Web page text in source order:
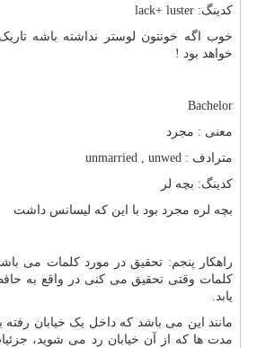
کدینگ: lack+ luster
خوب اگه خونتون لوستر نداشته باشه
خواهد بود !
Bachelor
معنی : مجرد
مترادف : unmarried , unwed
کدینگ: بچه لر
بچه لره مجرد بود با این که لیسانس داشت
راهکار پنجم: تحقیق در مورد کلمات می
کلمات وقتی تحقیق می کنی در واقع به
یابد.
مانند این می باشد که داخل یک خیابان رفته
مدت ها که از آن خیابان رد می شوید،